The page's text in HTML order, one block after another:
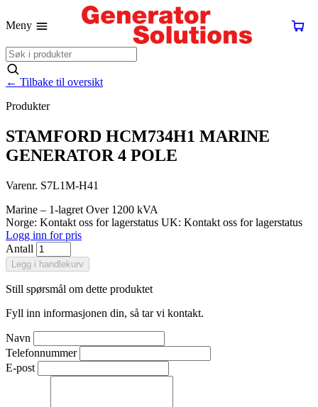
Meny
← Tilbake til oversikt
Produkter
STAMFORD HCM734H1 MARINE
GENERATOR 4 POLE
Varenr. S7L1M-H41
Marine – 1-lagret Over 1200 kVA
Norge: Kontakt oss for lagerstatus UK: Kontakt oss for lagerstatus
Logg inn for pris
Antall
Legg i handlekurv
Still spørsmål om dette produktet
Fyll inn informasjonen din, så tar vi kontakt.
Navn
Telefonnummer
E-post